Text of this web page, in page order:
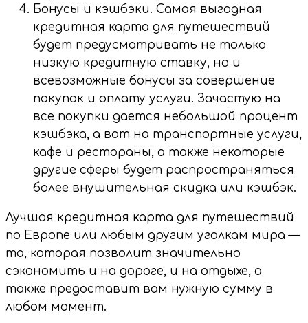
Бонусы и кэшбэки. Самая выгодная
кредитная карта для путешествий
будет предусматривать не только
низкую кредитную ставку, но и
всевозможные бонусы за совершение
покупок и оплату услуги. Зачастую на
все покупки дается небольшой процент
кэшбэка, а вот на транспортные услуги,
кафе и рестораны, а также некоторые
другие сферы будет распространяться
более внушительная скидка или кэшбэк.
Лучшая кредитная карта для путешествий
по Европе или любым другим уголкам мира —
та, которая позволит значительно
сэкономить и на дороге, и на отдыхе, а
также предоставит вам нужную сумму в
любом момент.